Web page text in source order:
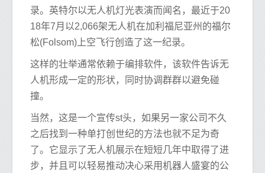
录。英特尔以无人机灯光表演而闻名，最近于20
18年7月以2,066架无人机在加利福尼亚州的福尔
松(Folsom)上空飞行创造了这一纪录。
这样的壮举通常依赖于编排软件，该软件告诉无
人机形成一定的形状，同时协调群群以避免碰
撞。
当然，这是一个宣传st头，如果另一家公司不久
之后找到一种单打创世纪的方法也就不足为奇
了。它显示了无人机展示在短短几年中取得了进
步，并且可以轻易推动决心采用机器人盛宴的公